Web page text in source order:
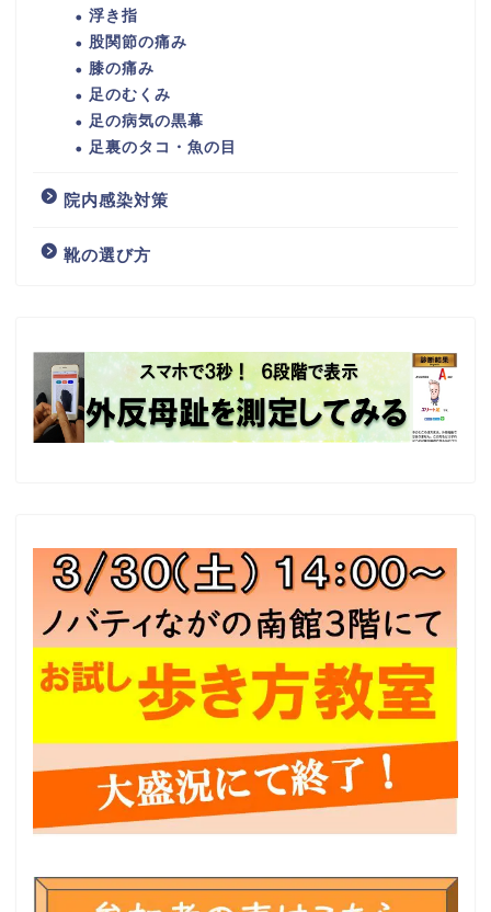
浮き指
股関節の痛み
膝の痛み
足のむくみ
足の病気の黒幕
足裏のタコ・魚の目
院内感染対策
靴の選び方